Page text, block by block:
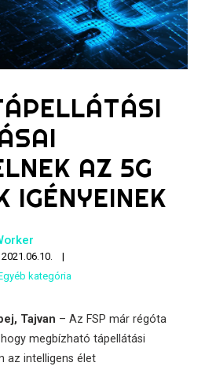
AZ 5G
IGÉNYEINEK
2021.06.10.
kategória
Tajvan – Az FSP már régóta
megbízható tápellátási
az intelligens élet